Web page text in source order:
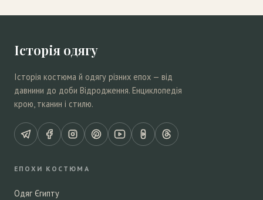
Історія одягу
Історія костюма й одягу різних епох — від
давнини до доби Відродження. Енциклопедія
крою, тканин і стилю.
ЕПОХИ КОСТЮМА
Одяг Єгипту